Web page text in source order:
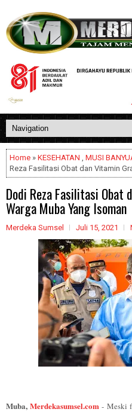
Home » KESEHATAN , MUSI
Reza Fasilitasi Obat dan Vitamin
Dodi Reza Fasilitasi
Warga Muba Yang Isoman
Merdeka Sumsel Juli 15, 2021
Muba,Merdekasumsel.com - Meski